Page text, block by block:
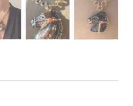
Collezioni
Home